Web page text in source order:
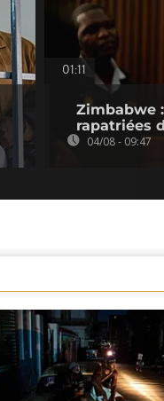
01:11
Zimbabwe
rapatriées
04/08 - 09:47